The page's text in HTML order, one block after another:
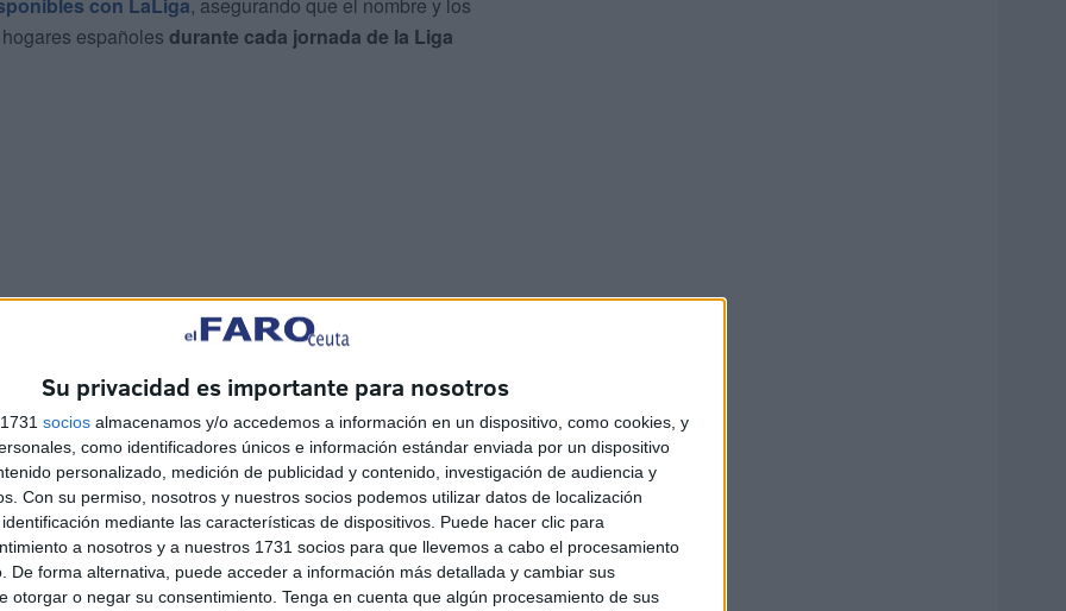
Su privacidad es importante para nosotros
socios almacenamos y/o accedemos a información en un dispositivo, como cookies, y
como identificadores únicos e información estándar enviada por un dispositivo
personalizado, medición de publicidad y contenido, investigación de audiencia y
Con su permiso, nosotros y nuestros socios podemos utilizar datos de localización
mediante las características de dispositivos. Puede hacer clic para
a nosotros y a nuestros 1731 socios para que llevemos a cabo el procesamiento
De forma alternativa, puede acceder a información más detallada y cambiar sus
otorgar o negar su consentimiento. Tenga en cuenta que algún procesamiento de sus
con LaLiga, asegurando que el nombre y los
españoles durante cada jornada de la Liga
publicidad del PRTR todo el campeonato del Ceuta
de turismo de Ceuta en todos los partidos de la
campos donde Ceuta juegue fuera de casa, y ya
su intervención.
, acompañada del logotipo institucional de turismo de
LED de todos los estadios que cuenten con
campos que no la tengan.